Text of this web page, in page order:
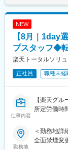
して走り続
すでに国
り、全国の
環境を整
拡大を目
▼10:30 開
▼12:00昼休
▼12:45 お
▼16:30 休
▼17:00 お
■組織構成：
現在20～
先輩たちの
NEW
【8月｜1day
プスタッフ◆
楽天トータルソリ
正社員 職種未経
仕事内容
【楽天グ
所定労働時
楽天モバ
料金プラン
済圏の幅
勤務地
＜勤務地詳
全面禁煙変